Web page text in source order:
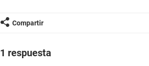
Compartir
1 respuesta